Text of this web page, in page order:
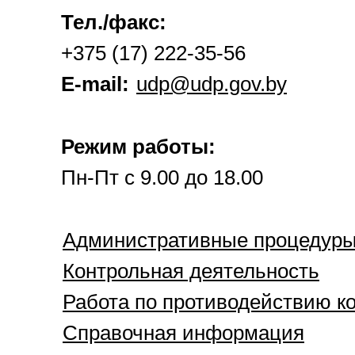
Тел./факс:
+375 (17) 222-35-56
E-mail: udp@udp.gov.by
Режим работы:
Пн-Пт с 9.00 до 18.00
Административные процедуры
Контрольная деятельность
Работа по противодействию
Справочная информация